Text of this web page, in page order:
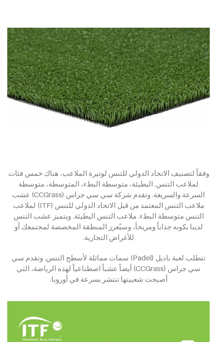
وفقاً لتصنيف الاتحاد الدولي للتنس لوتيرة الملاعب، هناك خمس فئات
لملاعب التنس. البطيئة، متوسطة البطء، المتوسطة، متوسطة
السرعة والسريعة. وتقدم شركة سي سي جراس (CCGrass) عشب
ملاعب التنس المعتمد من قبل الاتحاد الدولي للتنس (ITF) لملاعب
التنس متوسطة البطء. ملاعب التنس البطيئة. ويتميز عشب التنس
لدينا بكونه جذاباً ومريحأ، وسيُعزز المنطقة المخصصة لمجتمعك أو
للأغراض التجارية.
تتطلب لعبة باديل (Padel) سمات مماثلة لأسطح التنس. وتقدم سي
سي جراس (CCGrass) أيضاً عشباً اصطناعياً لهذه الرياضة، التي
أصبحت شعبيتها تنتشر بسرعة في أوروبا.